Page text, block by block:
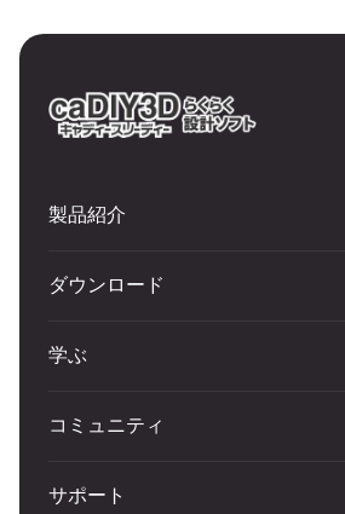
製品紹介
ダウンロード
学ぶ
コミュニティ
サポート